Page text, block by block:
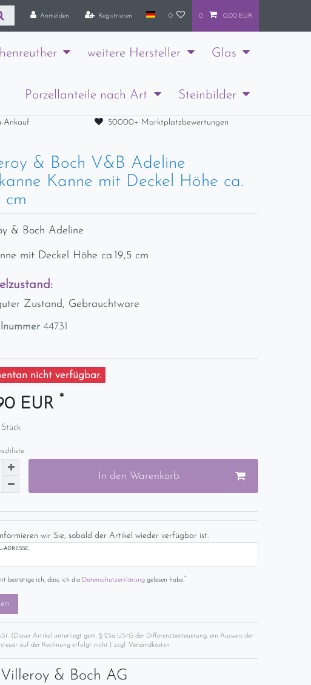
Anmelden Registrieren 0 0 0,00 EUR
weitere Hersteller Glas
Porzellanteile nach Art Steinbilder
Ankauf 50000+ Marktplatzbewertungen
& Boch V&B Adeline
Kanne mit Deckel Höhe ca.
cm
& Boch Adeline
mit Deckel Höhe ca.19,5 cm
Zustand, Gebrauchtware
44731
nicht verfügbar.
EUR *
Stück
In den Warenkorb
wir Sie, sobald der Artikel wieder verfügbar ist.
ADRESSE
bestätige ich, dass ich die Daten­schutz­erklärunggelesen habe.*
(Dieser Artikel unterliegt gem. § 25a UStG der Differenzbesteuerung, ein Ausweis der
auf der Rechnung erfolgt nicht.) zzgl. Versandkosten
Villeroy & Boch AG